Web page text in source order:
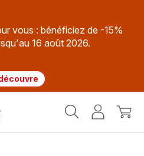
vous : bénéficiez de -15%
16 août 2026.
MonMon